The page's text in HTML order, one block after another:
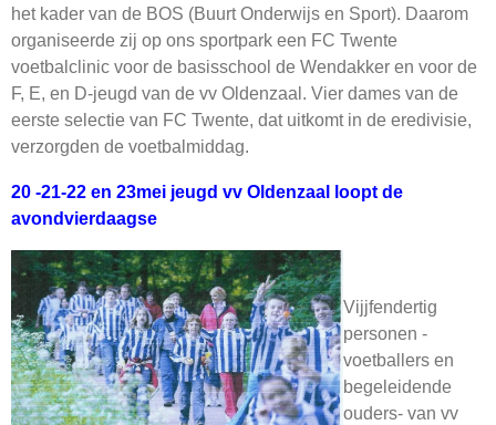
het kader van de BOS (Buurt Onderwijs en Sport). Daarom
organiseerde zij op ons sportpark een FC Twente
voetbalclinic voor de basisschool de Wendakker en voor de
F, E, en D-jeugd van de vv Oldenzaal. Vier dames van de
eerste selectie van FC Twente, dat uitkomt in de eredivisie,
verzorgden de voetbalmiddag.
20 -21-22 en 23mei jeugd vv Oldenzaal loopt de
avondvierdaagse
Vijjfendertig
personen -
voetballers en
begeleidende
ouders- van vv